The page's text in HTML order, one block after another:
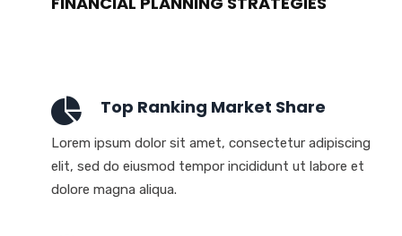
Top Ranking Market Share
Lorem ipsum dolor sit amet, consectetur adipiscing
elit, sed do eiusmod tempor incididunt ut labore et
dolore magna aliqua.